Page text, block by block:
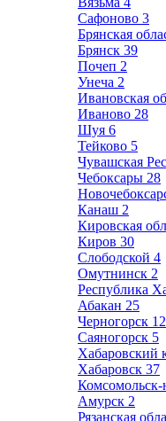
Сафоново 3
Брянская
Брянск 39
Почеп 2
Унеча 2
Ивановская
Иваново 28
Шуя 6
Тейково 5
Чувашская
Чебоксары 28
Канаш 2
Кировская
Киров 30
Слободской 4
Омутнинск 2
Республика
Абакан 25
Черногорск 12
Саяногорск 5
Хабаровский
Хабаровск 37
Амурск 2
Рязанская